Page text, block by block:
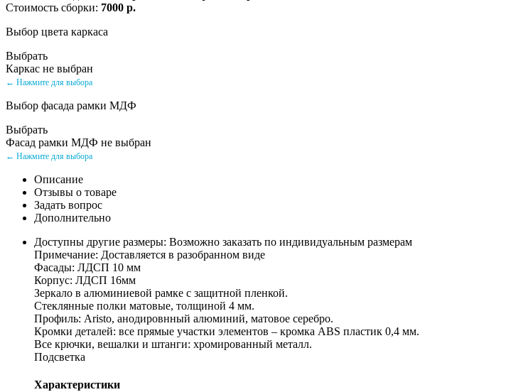
Стоимость сборки: 7000 р.
Выбор цвета каркаса
Выбрать
Каркас не выбран
← Нажмите для выбора
Выбор фасада рамки МДФ
Выбрать
Фасад рамки МДФ не выбран
← Нажмите для выбора
Описание
Отзывы о товаре
Задать вопрос
Дополнительно
Доступны другие размеры: Возможно заказать по индивидуальным размерам
Примечание: Доставляется в разобранном виде
Фасады: ЛДСП 10 мм
Корпус: ЛДСП 16мм
Зеркало в алюминиевой рамке с защитной пленкой.
Стеклянные полки матовые, толщиной 4 мм.
Профиль: Aristo, анодировнный алюминий, матовое серебро.
Кромки деталей: все прямые участки элементов – кромка ABS пластик 0,4 мм.
Все крючки, вешалки и штанги: хромированный металл.
Подсветка
Характеристики